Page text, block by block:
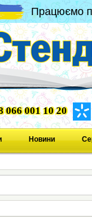
Працюємо
066 001 10 20
Новини